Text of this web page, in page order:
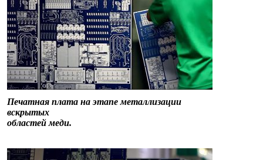
Печатная плата на этапе металлизации
вскрытых
областей меди.